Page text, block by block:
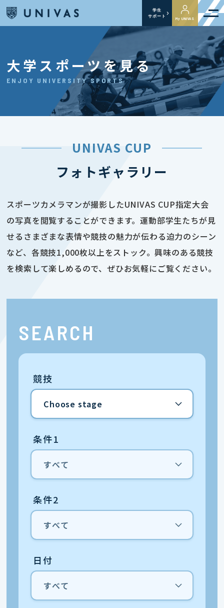
学生
サポート
My UNIVAS
大学スポーツを見る
ENJOY UNIVERSITY SPORTS
UNIVAS CUP
フォトギャラリー
スポーツカメラマンが撮影したUNIVAS CUP指定大会
の写真を閲覧することができます。運動部学生たちが見
せるさまざまな表情や競技の魅力が伝わる迫力のシーン
など、各競技1,000枚以上をストック。興味のある競技
を検索して楽しめるので、ぜひお気軽にご覧ください。
SEARCH
競技
条件1
条件2
日付